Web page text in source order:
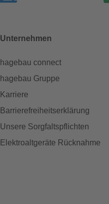
Unternehmen
hagebau connect
hagebau Gruppe
Karriere
Barrierefreiheitserklärung
Unsere Sorgfaltspflichten
Elektroaltgeräte Rücknahme